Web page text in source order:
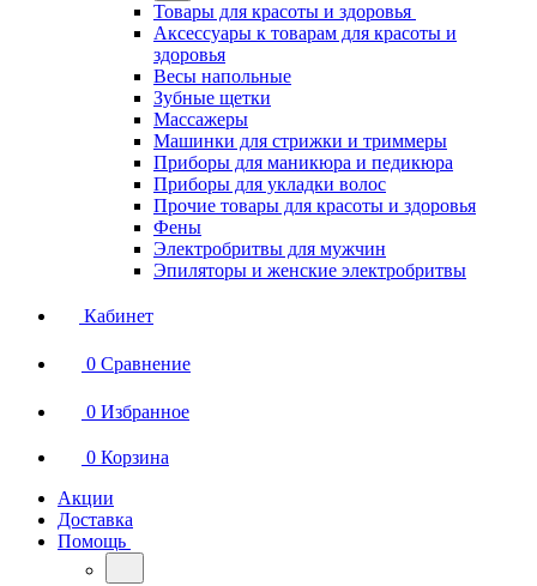
Товары для красоты и здоровья
Аксессуары к товарам для красоты и
здоровья
Весы напольные
Зубные щетки
Массажеры
Машинки для стрижки и триммеры
Приборы для маникюра и педикюра
Приборы для укладки волос
Прочие товары для красоты и здоровья
Фены
Электробритвы для мужчин
Эпиляторы и женские электробритвы
Кабинет
0 Сравнение
0 Избранное
0 Корзина
Акции
Доставка
Помощь